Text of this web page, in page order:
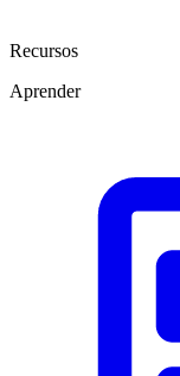
Recursos
Aprender